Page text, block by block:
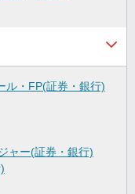
ル・FP(証券・銀行)
ャー(証券・銀行)